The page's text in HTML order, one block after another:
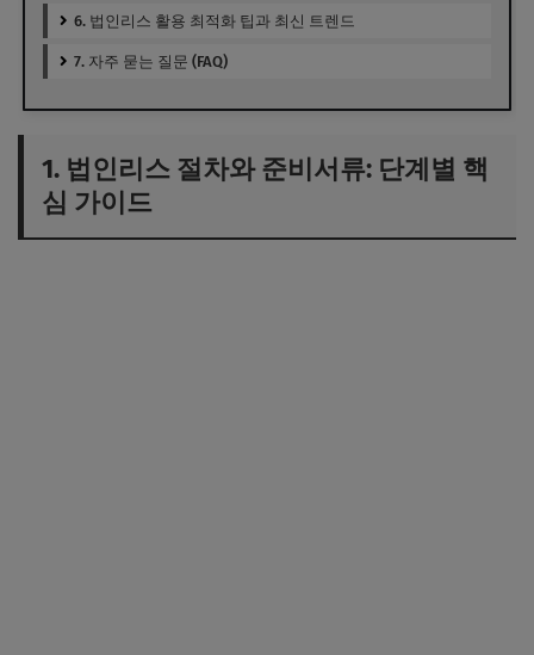
6. 법인리스 활용 최적화 팁과 최신 트렌드
7. 자주 묻는 질문 (FAQ)
1. 법인리스 절차와 준비서류: 단계별 핵
심 가이드